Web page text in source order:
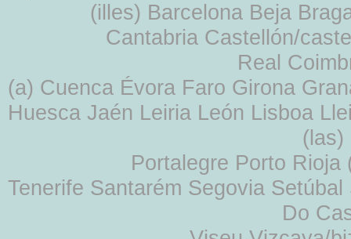
(illes) Barcelona Beja
Cantabria Castellón/
Real
(a) Cuenca Évora Faro Girona
Huesca Jaén Leiria León Lisboa
Portalegre Porto
Tenerife Santarém Segovia
Do